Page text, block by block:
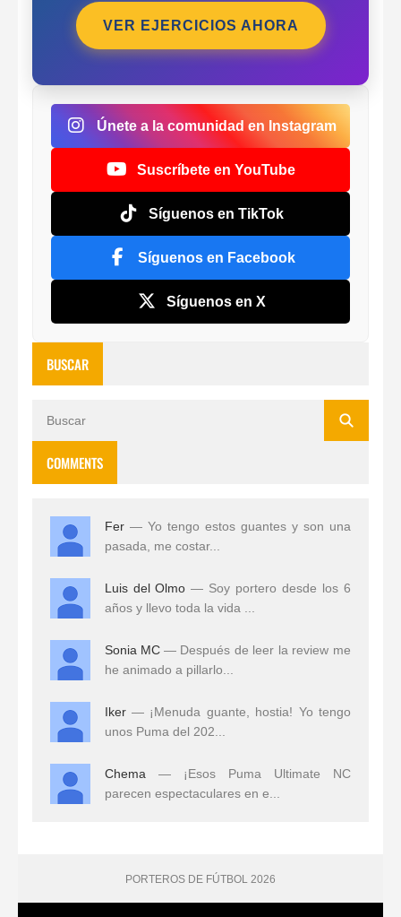
VER EJERCICIOS AHORA
Únete a la comunidad en Instagram
Suscríbete en YouTube
Síguenos en TikTok
Síguenos en Facebook
Síguenos en X
BUSCAR
COMMENTS
Fer — Yo tengo estos guantes y son una
pasada, me costar...
Luis del Olmo — Soy portero desde los 6
años y llevo toda la vida ...
Sonia MC — Después de leer la review me
he animado a pillarlo...
Iker — ¡Menuda guante, hostia! Yo tengo
unos Puma del 202...
Chema — ¡Esos Puma Ultimate NC
parecen espectaculares en e...
PORTEROS DE FÚTBOL 2026